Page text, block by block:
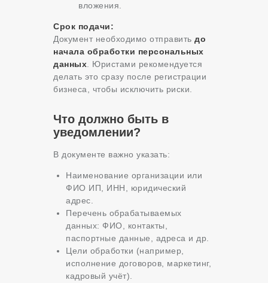
вложения.
Срок подачи:
Документ необходимо отправить до
начала обработки персональных
данных . Юристами рекомендуется
делать это сразу после регистрации
бизнеса, чтобы исключить риски.
Что должно быть в
уведомлении?
В документе важно указать:
Наименование организации или
ФИО ИП, ИНН, юридический
адрес.
Перечень обрабатываемых
данных: ФИО, контакты,
паспортные данные, адреса и др.
Цели обработки (например,
исполнение договоров, маркетинг,
кадровый учёт).